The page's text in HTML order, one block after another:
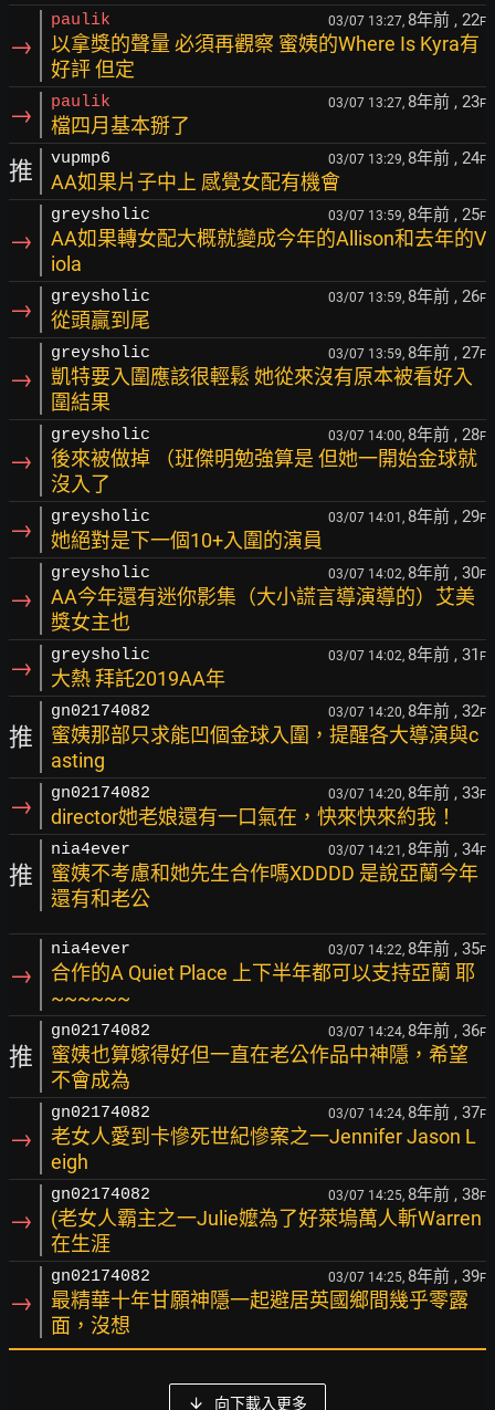
→
paulik 03/07 13:27, 8年前 , 22F
以拿獎的聲量 必須再觀察 蜜姨的Where Is Kyra有
好評 但定
→ paulik 03/07 13:27, 8年前 , 23F
檔四月基本掰了
推 vupmp6 03/07 13:29, 8年前 , 24F
AA如果片子中上 感覺女配有機會
→
greysholic 03/07 13:59, 8年前 , 25F
AA如果轉女配大概就變成今年的Allison和去年的V
iola
→ greysholic 03/07 13:59, 8年前 , 26F
從頭贏到尾
→
greysholic 03/07 13:59, 8年前 , 27F
凱特要入圍應該很輕鬆 她從來沒有原本被看好入
圍結果
→
greysholic 03/07 14:00, 8年前 , 28F
後來被做掉 （班傑明勉強算是 但她一開始金球就
沒入了
→ greysholic 03/07 14:01, 8年前 , 29F
她絕對是下一個10+入圍的演員
→
greysholic 03/07 14:02, 8年前 , 30F
AA今年還有迷你影集（大小謊言導演導的）艾美
獎女主也
→ greysholic 03/07 14:02, 8年前 , 31 F
大熱 拜託2019AA年
推
gn02174082 03/07 14:20, 8年前 , 32F
蜜姨那部只求能凹個金球入圍，提醒各大導演與c
asting
→ gn02174082 03/07 14:20, 8年前 , 33F
director她老娘還有一口氣在，快來快來約我！
推
nia4ever 03/07 14:21, 8年前 , 34F
蜜姨不考慮和她先生合作嗎XDDDD 是說亞蘭今年
還有和老公
→
nia4ever 03/07 14:22, 8年前 , 35F
合作的A Quiet Place 上下半年都可以支持亞蘭 耶
~~~~~~
推
gn02174082 03/07 14:24, 8年前 , 36F
蜜姨也算嫁得好但一直在老公作品中神隱，希望
不會成為
→
gn02174082 03/07 14:24, 8年前 , 37F
老女人愛到卡慘死世紀慘案之一Jennifer Jason L
eigh
→
gn02174082 03/07 14:25, 8年前 , 38F
(老女人霸主之一Julie嬤為了好萊塢萬人斬Warren
在生涯
→
gn02174082 03/07 14:25, 8年前 , 39F
最精華十年甘願神隱一起避居英國鄉間幾乎零露
面，沒想
向下載入更多